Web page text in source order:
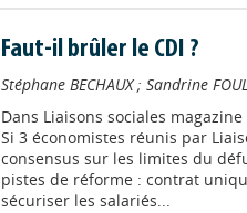
Faut-il brûler le CDI ?
Stéphane BECHAUX; Sandrine
Dans Liaisons sociales magazine
Si 3 économistes réunis par
consensus sur les limites du
pistes de réforme : contrat
sécuriser les salariés...